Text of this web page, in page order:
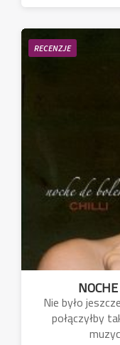
RECENZJE
Nie było
połączyłby